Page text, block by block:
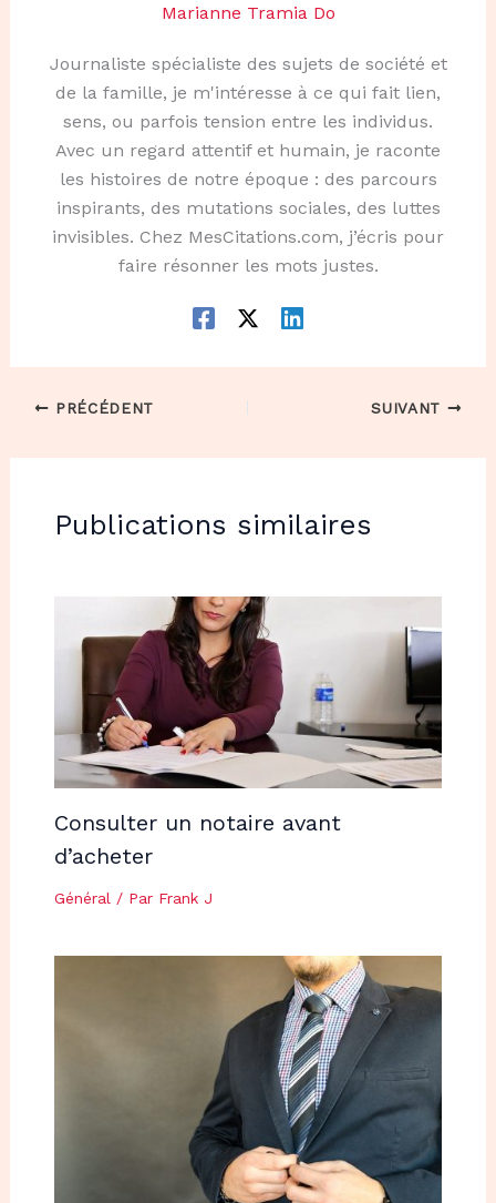
Marianne Tramia Do
Journaliste spécialiste des sujets de société et
de la famille, je m'intéresse à ce qui fait lien,
sens, ou parfois tension entre les individus.
Avec un regard attentif et humain, je raconte
les histoires de notre époque : des parcours
inspirants, des mutations sociales, des luttes
invisibles. Chez MesCitations.com, j’écris pour
faire résonner les mots justes.
PRÉCÉDENT SUIVANT
Publications similaires
Consulter un notaire avant
d’acheter
Général / Par Frank J